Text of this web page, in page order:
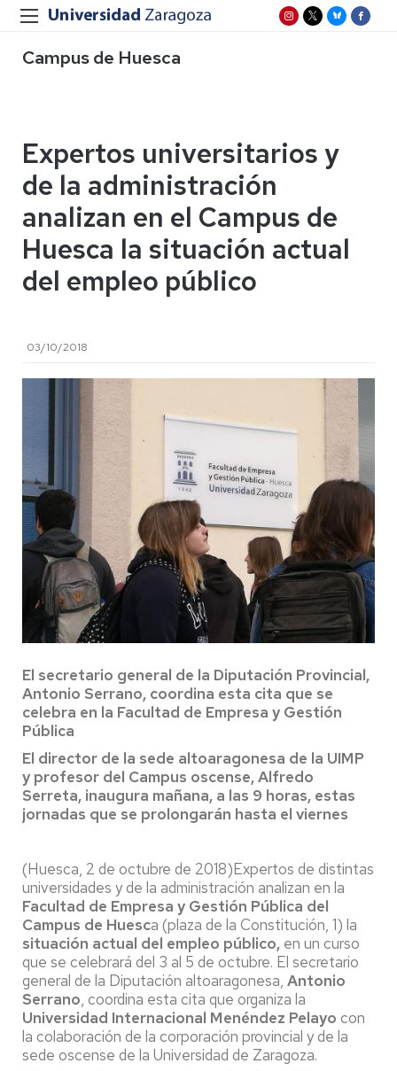
Campus de Huesca
Expertos universitarios y
de la administración
analizan en el Campus de
Huesca la situación actual
del empleo público
03/10/2018
El secretario general de la Diputación Provincial,
Antonio Serrano, coordina esta cita que se
celebra en la Facultad de Empresa y Gestión
Pública
El director de la sede altoaragonesa de la UIMP
y profesor del Campus oscense, Alfredo
Serreta, inaugura mañana, a las 9 horas, estas
jornadas que se prolongarán hasta el viernes
(Huesca, 2 de octubre de 2018)Expertos de distintas
universidades y de la administración analizan en la
Facultad de Empresa y Gestión Pública del
Campus de Huesca (plaza de la Constitución, 1) la
situación actual del empleo público, en un curso
que se celebrará del 3 al 5 de octubre. El secretario
general de la Diputación altoaragonesa, Antonio
Serrano, coordina esta cita que organiza la
Universidad Internacional Menéndez Pelayo con
la colaboración de la corporación provincial y de la
sede oscense de la Universidad de Zaragoza.